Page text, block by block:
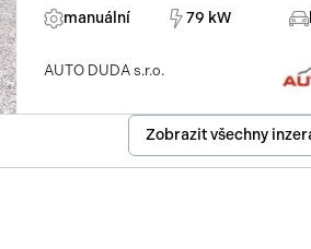
manuální
79 kW
AUTO DUDA s.r.o.
Zobrazit všechny